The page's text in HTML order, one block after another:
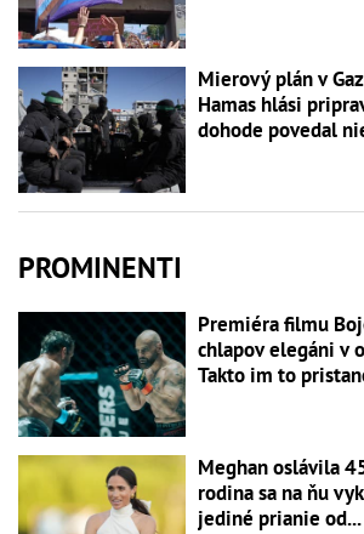
Mierový plán v
Hamas hlási
dohode povedal
PROMINENTI
Premiéra filmu
chlapov elegáni v
Takto im to
Meghan oslávila
rodina sa na ňu
jediné prianie od...